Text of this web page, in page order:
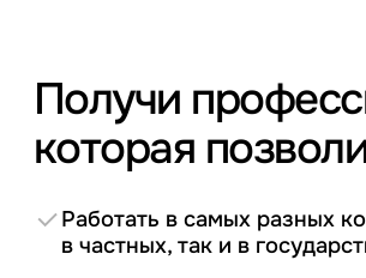
Получи
которая
Работать в самых разных
в частных, так и в